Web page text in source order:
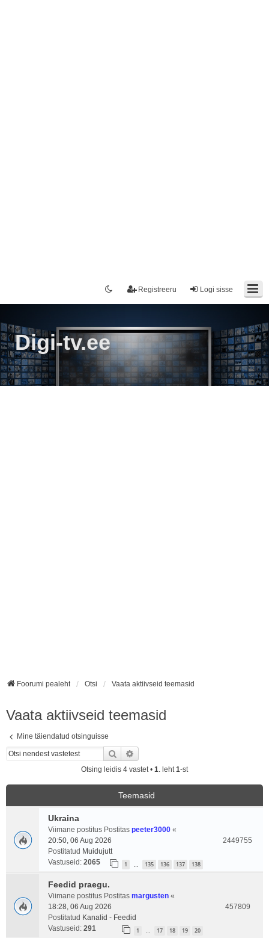
Logi sisse
Registreeru
Digi-tv.ee
Foorumi pealeht Otsi Vaata aktiivseid teemasid
Vaata aktiivseid teemasid
Mine täiendatud otsinguisse
Otsi
Otsing leidis 4 vastet • 1. leht1-st
Teemasid
Ukraina
Viimane postitus Postitas peeter3000 «
20:50, 06 Aug 2026
Postitatud Muidujutt
Vastuseid: 2065 1 135 136 137 138
2449755
Feedid praegu.
Viimane postitus Postitas margusten «
18:28, 06 Aug 2026
Postitatud Kanalid - Feedid
Vastuseid: 291 1 17 18 19 20
457809